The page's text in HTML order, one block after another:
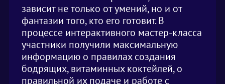
зависит не только от умений, но и от
фантазии того, кто его готовит. В
процессе интерактивного мастер-класса
участники получили максимальную
информацию о правилах создания
бодрящих, витаминных коктейлей, о
правильной их подаче и работе с